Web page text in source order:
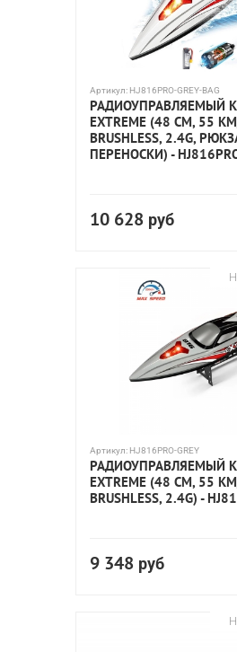
Артикул: HJ816PRO-GREY-BAG
РАДИОУПРАВЛЯЕМЫЙ
EXTREME (48 СМ, 55
BRUSHLESS, 2.4G,
ПЕРЕНОСКИ) -
10 628 руб
Артикул: HJ816PRO-GREY
РАДИОУПРАВЛЯЕМЫЙ
EXTREME (48 СМ, 55
BRUSHLESS, 2.4G) -
9 348 руб